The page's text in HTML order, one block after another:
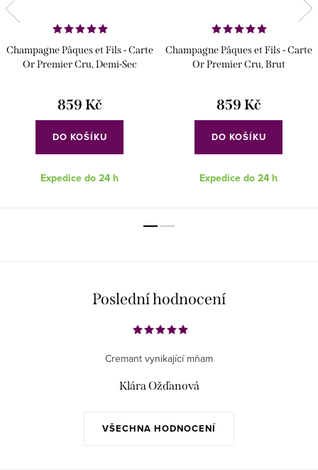
Champagne Pâques et Fils - Carte
Or Premier Cru, Demi-Sec
859 Kč
DO KOŠÍKU
Expedice do 24 h
Champagne Pâques et Fils - Carte
Or Premier Cru, Brut
859 Kč
DO KOŠÍKU
Expedice do 24 h
Poslední hodnocení
VŠECHNA HODNOCENÍ
Cremant vynikající mňam
Klára Ožďanová